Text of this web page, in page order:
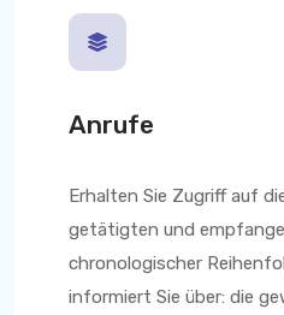
Anrufe
Erhalten Sie Zugriff auf
getätigten und
chronologischer
informiert Sie über: die